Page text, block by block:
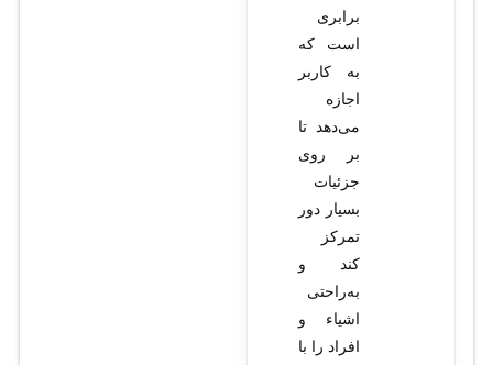
برابری
است که
به کاربر
اجازه
می‌دهد تا
بر روی
جزئیات
بسیار دور
تمرکز
کند و
به‌راحتی
اشیاء و
افراد را با